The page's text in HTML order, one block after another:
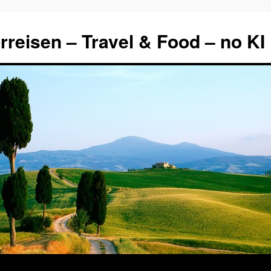
– Travel & Food – no KI